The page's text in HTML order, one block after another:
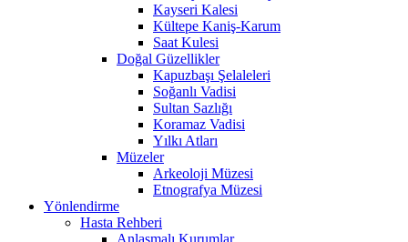
Kayseri Kalesi
Kültepe Kaniş-Karum
Saat Kulesi
Doğal Güzellikler
Kapuzbaşı Şelaleleri
Soğanlı Vadisi
Sultan Sazlığı
Koramaz Vadisi
Yılkı Atları
Müzeler
Arkeoloji Müzesi
Etnografya Müzesi
Yönlendirme
Hasta Rehberi
Anlaşmalı Kurumlar